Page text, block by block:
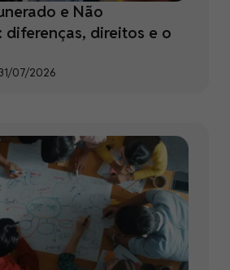
e Não
diferenças, direitos e o
07/2026